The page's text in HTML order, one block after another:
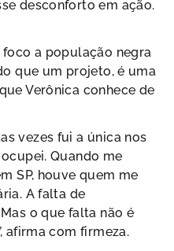
desconforto em ação.
a população negra
que um projeto, é uma
Verônica conhece de
vezes fui a única nos
Quando me
SP, houve quem me
A falta de
o que falta não é
afirma com firmeza.